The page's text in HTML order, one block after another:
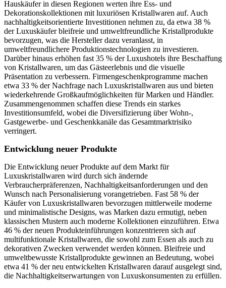
Hauskäufer in diesen Regionen werten ihre Ess- und
Dekorationskollektionen mit luxuriösen Kristallwaren auf. Auch
nachhaltigkeitsorientierte Investitionen nehmen zu, da etwa 38 %
der Luxuskäufer bleifreie und umweltfreundliche Kristallprodukte
bevorzugen, was die Hersteller dazu veranlasst, in
umweltfreundlichere Produktionstechnologien zu investieren.
Darüber hinaus erhöhen fast 35 % der Luxushotels ihre Beschaffung
von Kristallwaren, um das Gästeerlebnis und die visuelle
Präsentation zu verbessern. Firmengeschenkprogramme machen
etwa 33 % der Nachfrage nach Luxuskristallwaren aus und bieten
wiederkehrende Großkaufmöglichkeiten für Marken und Händler.
Zusammengenommen schaffen diese Trends ein starkes
Investitionsumfeld, wobei die Diversifizierung über Wohn-,
Gastgewerbe- und Geschenkkanäle das Gesamtmarktrisiko
verringert.
Entwicklung neuer Produkte
Die Entwicklung neuer Produkte auf dem Markt für
Luxuskristallwaren wird durch sich ändernde
Verbraucherpräferenzen, Nachhaltigkeitsanforderungen und den
Wunsch nach Personalisierung vorangetrieben. Fast 58 % der
Käufer von Luxuskristallwaren bevorzugen mittlerweile moderne
und minimalistische Designs, was Marken dazu ermutigt, neben
klassischen Mustern auch moderne Kollektionen einzuführen. Etwa
46 % der neuen Produkteinführungen konzentrieren sich auf
multifunktionale Kristallwaren, die sowohl zum Essen als auch zu
dekorativen Zwecken verwendet werden können. Bleifreie und
umweltbewusste Kristallprodukte gewinnen an Bedeutung, wobei
etwa 41 % der neu entwickelten Kristallwaren darauf ausgelegt sind,
die Nachhaltigkeitserwartungen von Luxuskonsumenten zu erfüllen.